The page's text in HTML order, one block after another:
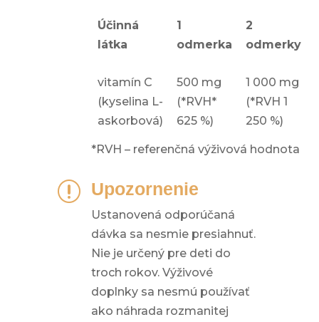
Účinná
látka
1
odmerka
2
odmerky
vitamín C
(kyselina L-
askorbová)
500 mg
(*RVH*
625 %)
1 000 mg
(*RVH 1
250 %)
*RVH – referenčná výživová hodnota
r Upozornenie
Ustanovená odporúčaná
dávka sa nesmie presiahnuť.
Nie je určený pre deti do
troch rokov. Výživové
doplnky sa nesmú používať
ako náhrada rozmanitej